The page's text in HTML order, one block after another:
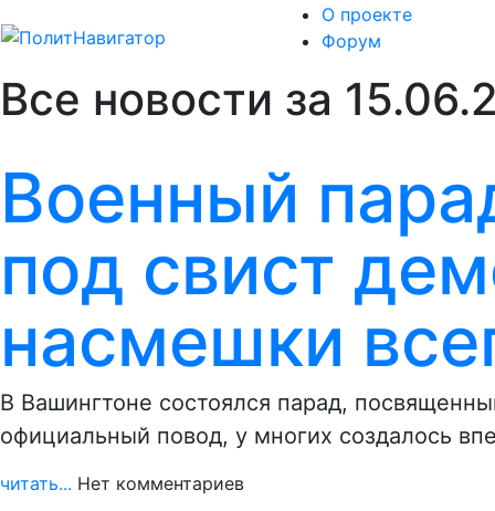
О проекте
Форум
Все новости за
Военный
под свист
насмешки
В Вашингтоне состоялся парад,
официальный повод, у многих создалось
читать... Нет комментариев